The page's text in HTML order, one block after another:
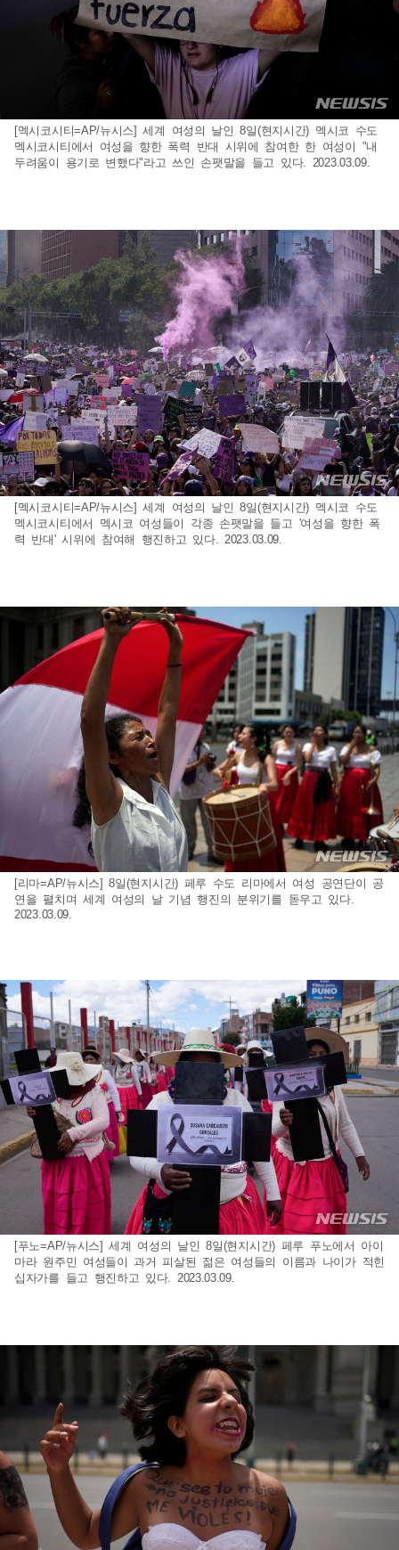
[멕시코시티=AP/뉴시스] 세계 여성의 날인 8일(현지시간) 멕시코 수도
멕시코시티에서 여성을 향한 폭력 반대 시위에 참여한 한 여성이 "내
두려움이 용기로 변했다"라고 쓰인 손팻말을 들고 있다. 2023.03.09.
[멕시코시티=AP/뉴시스] 세계 여성의 날인 8일(현지시간) 멕시코 수도
멕시코시티에서 멕시코 여성들이 각종 손팻말을 들고 '여성을 향한 폭
력 반대' 시위에 참여해 행진하고 있다. 2023.03.09.
[리마=AP/뉴시스] 8일(현지시간) 페루 수도 리마에서 여성 공연단이 공
연을 펼치며 세계 여성의 날 기념 행진의 분위기를 돋우고 있다.
2023.03.09.
[푸노=AP/뉴시스] 세계 여성의 날인 8일(현지시간) 페루 푸노에서 아이
마라 원주민 여성들이 과거 피살된 젊은 여성들의 이름과 나이가 적힌
십자가를 들고 행진하고 있다. 2023.03.09.